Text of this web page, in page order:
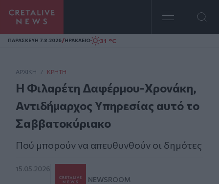
Homepage
ΠΑΡΑΣΚΕΥΗ 7.8.2026/ΗΡΑΚΛΕΙΟ 31 °C
ΑΡΧΙΚΗ / ΚΡΉΤΗ
Η Φιλαρέτη Δαφέρμου-Χρονάκη,
Αντιδήμαρχος Υπηρεσίας αυτό το
Σαββατοκύριακο
Πού μπορούν να απευθυνθούν οι δημότες
15.05.2026
NEWSROOM